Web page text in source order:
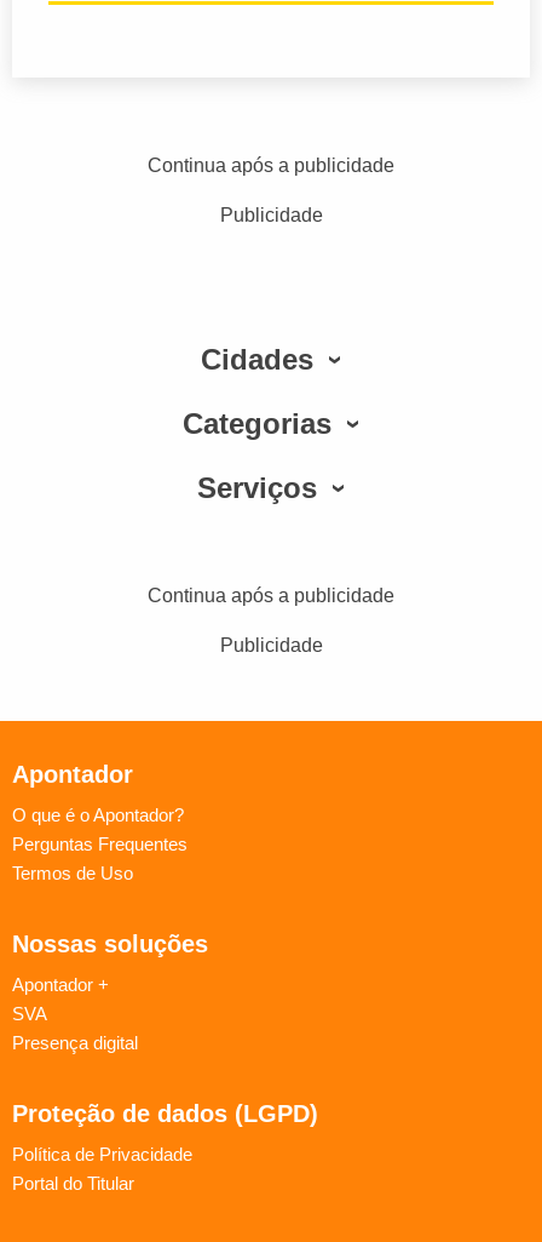
Continua após a publicidade
Publicidade
Cidades
Categorias
Serviços
Continua após a publicidade
Publicidade
Apontador
O que é o Apontador?
Perguntas Frequentes
Termos de Uso
Nossas soluções
Apontador +
SVA
Presença digital
Proteção de dados (LGPD)
Política de Privacidade
Portal do Titular